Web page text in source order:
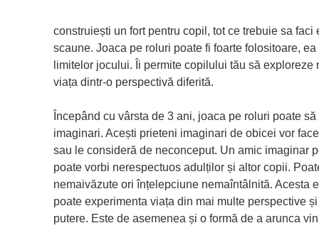
construiești un fort pentru copil, tot ce trebuie sa
scaune. Joaca pe roluri poate fi foarte folositoare,
limitelor jocului. Îi permite copilului tău să
viața dintr-o perspectivă diferită.
Începând cu vârsta de 3 ani, joaca pe roluri poate
imaginari. Acești prieteni imaginari de obicei vor
sau le consideră de neconceput. Un amic imaginar
poate vorbi nerespectuos adulților și altor copii.
nemaivăzute ori înțelepciune nemaîntâlnită. Acesta
poate experimenta viața din mai multe perspective
putere. Este de asemenea și o formă de a arunca